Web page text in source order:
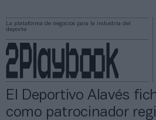
La plataforma de negocios para la industria del
deporte
El Deportivo Alavés
como patrocinador